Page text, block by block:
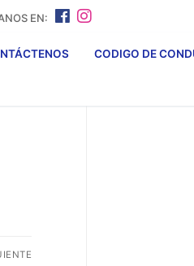
EN:
CODIGO DE